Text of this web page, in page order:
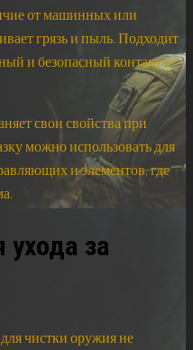
от машинных или
грязь и пыль. Подходит
и безопасный контакт с
свои свойства при
можно использовать для
и элементов, где
за
чистки оружия не